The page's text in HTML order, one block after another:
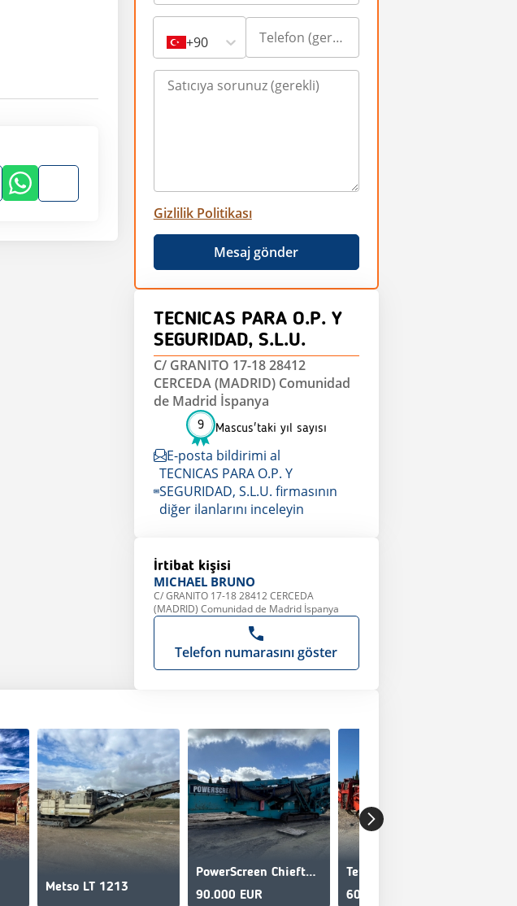
+90
Gizlilik Politikası
Mesaj gönder
TECNICAS PARA O.P. Y
SEGURIDAD, S.L.U.
C/ GRANITO 17-18 28412
CERCEDA (MADRID) Comunidad
de Madrid İspanya
9 Mascus'taki yıl sayısı
E-posta bildirimi al
TECNICAS PARA O.P. Y
SEGURIDAD, S.L.U. firmasının
diğer ilanlarını inceleyin
İrtibat kişisi
MICHAEL BRUNO
C/ GRANITO 17-18 28412 CERCEDA
(MADRID) Comunidad de Madrid İspanya
Telefon numarasını göster
Metso LT 1213
PowerScreen Chieftain 2100
90.000 EUR
Terex Finlay 883
60.500 EUR